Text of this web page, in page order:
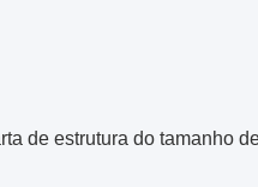
de estrutura do tamanho